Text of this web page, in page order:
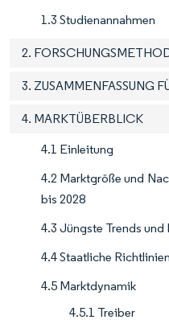
1.3 Studienannahmen
2.
3. ZUSAMMENFASSUNG
4. MARKTÜBERBLICK
4.1 Einleitung
4.2 Marktgröße und
bis 2028
4.3 Jüngste Trends
4.4 Staatliche
4.5 Marktdynamik
4.5.1 Treiber